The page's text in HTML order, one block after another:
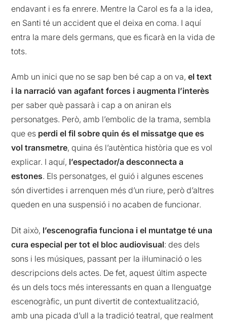
endavant i es fa enrere. Mentre la Carol es fa a la idea,
en Santi té un accident que el deixa en coma. I aquí
entra la mare dels germans, que es ficarà en la vida de
tots.
Amb un inici que no se sap ben bé cap a on va,el text
i la narració van agafant forces i augmenta l’interès
per saber què passarà i cap a on aniran els
personatges. Però, amb l’embolic de la trama, sembla
que es perdi el fil sobre quin és el missatge que es
vol transmetre, quina és l’autèntica història que es vol
explicar. I aquí, l’espectador/a desconnecta a
estones. Els personatges, el guió i algunes escenes
són divertides i arrenquen més d’un riure, però d’altres
queden en una suspensió i no acaben de funcionar.
Dit això, l’escenografia funciona i el muntatge té una
cura especial per tot el bloc audiovisual: des dels
sons i les músiques, passant per la il·luminació o les
descripcions dels actes. De fet, aquest últim aspecte
és un dels tocs més interessants en quan a llenguatge
escenogràfic, un punt divertit de contextualització,
amb una picada d’ull a la tradició teatral, que realment